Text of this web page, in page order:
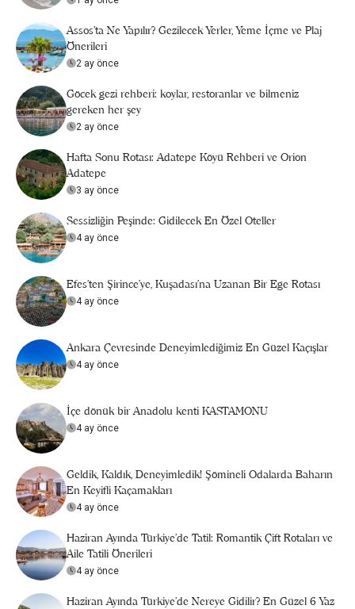
Assos’ta Ne Yapılır? Gezilecek Yerler, Yeme İçme ve Plaj
Önerileri
2 ay önce
Göcek gezi rehberi: koylar, restoranlar ve bilmeniz
gereken her şey
2 ay önce
Hafta Sonu Rotası: Adatepe Köyü Rehberi ve Orion
Adatepe
3 ay önce
Sessizliğin Peşinde: Gidilecek En Özel Oteller
4 ay önce
Efes’ten Şirince’ye, Kuşadası’na Uzanan Bir Ege Rotası
4 ay önce
Ankara Çevresinde Deneyimlediğimiz En Güzel Kaçışlar
4 ay önce
İçe dönük bir Anadolu kenti KASTAMONU
4 ay önce
Geldik, Kaldık, Deneyimledik! Şömineli Odalarda Baharın
En Keyifli Kaçamakları
4 ay önce
Haziran Ayında Türkiye’de Tatil: Romantik Çift Rotaları ve
Aile Tatili Önerileri
4 ay önce
Haziran Ayında Türkiye’de Nereye Gidilir? En Güzel 6 Yaz